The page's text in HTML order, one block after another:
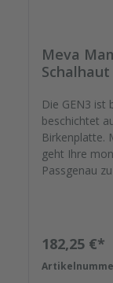
Meva
Die GEN3
beschichtet
Birkenplatte. Mit speziellem Schutzlack versiegelt
geht Ihre
Passgenau
Regulärer
182,25 €*